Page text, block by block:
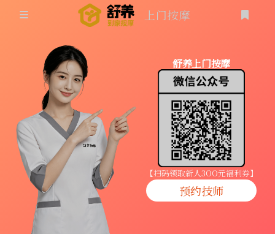
同城按摩
上门按摩
养生按摩
技师入驻
商家入驻
代理入驻
上门按摩
登录
舒养上门按摩
【扫码领取新人3OO元福利券】
预约技师